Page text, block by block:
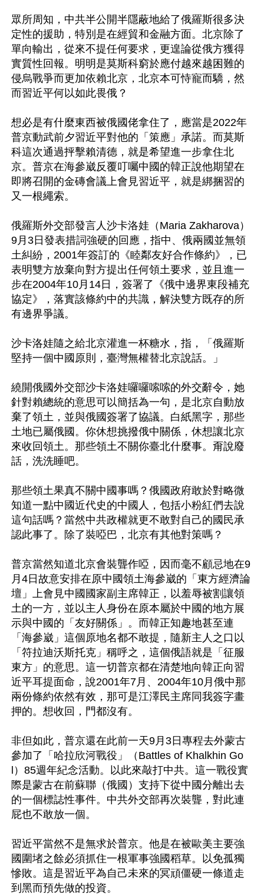
眾所周知，中共半公開半隱蔽地給了俄羅斯很多決
定性的援助，特別是在經貿和金融方面。北京除了
單向輸出，從來不提任何要求，更遑論從俄方獲得
實質性回報。明明是莫斯科窮於應付越來越困難的
侵烏戰爭而更加依賴北京，北京本可恃寵而驕，然
而習近平何以如此畏俄？
想必是有什麼東西被俄國佬拿住了，應當是2022年
普京動武前夕習近平對他的「策應」承諾。而莫斯
科這次通過抨擊賴清德，就是希望進一步拿住北
京。普京在海參崴反覆叮囑中國的韓正說他期望在
即將召開的金磚會議上會見習近平，就是綁捆習的
又一根繩索。
俄羅斯外交部發言人沙卡洛娃（Maria Zakharova）
9月3日發表措詞強硬的回應，指中、俄兩國並無領
土糾紛，2001年簽訂的《睦鄰友好合作條約》，已
表明雙方放棄向對方提出任何領土要求，並且進一
步在2004年10月14日，簽署了《俄中邊界東段補充
協定》，落實該條約中的共識，解決雙方既存的所
有邊界爭議。
沙卡洛娃隨之給北京灌進一杯糖水，指，「俄羅斯
堅持一個中國原則，臺灣無權替北京說話。」
繞開俄國外交部沙卡洛娃囉囉嗦嗦的外交辭令，她
針對賴總統的意思可以簡括為一句，是北京自動放
棄了領土，並與俄國簽署了協議。白紙黑字，那些
土地已屬俄國。你休想挑撥俄中關係，休想讓北京
來收回領土。那些領土不關你臺北什麼事。甭說廢
話，洗洗睡吧。
那些領土果真不關中國事嗎？俄國政府敢於對略微
知道一點中國近代史的中國人，包括小粉紅們去說
這句話嗎？當然中共政權就更不敢對自己的國民承
認此事了。除了裝啞巴，北京有其他對策嗎？
普京當然知道北京會裝聾作啞，因而毫不顧忌地在9
月4日故意安排在原中國領土海參崴的「東方經濟論
壇」上會見中國國家副主席韓正，以羞辱被割讓領
土的一方，並以主人身份在原本屬於中國的地方展
示與中國的「友好關係」。而韓正知趣地甚至連
「海參崴」這個原地名都不敢提，隨新主人之口以
「符拉迪沃斯托克」稱呼之，這個俄語就是「征服
東方」的意思。這一切普京都在清楚地向韓正向習
近平耳提面命，說2001年7月、2004年10月俄中那
兩份條約依然有效，那可是江澤民主席同我簽字畫
押的。想收回，門都沒有。
非但如此，普京還在此前一天9月3日專程去外蒙古
參加了「哈拉欣河戰役」（Battles of Khalkhin Go
l）85週年紀念活動。以此來敲打中共。這一戰役實
際是蒙古在前蘇聯（俄國）支持下從中國分離出去
的一個標誌性事件。中共外交部再次裝聾，對此連
屁也不敢放一個。
習近平當然不是無求於普京。他是在被歐美主要強
國圍堵之餘必須抓住一根軍事強國稻草。以免孤獨
慘敗。這是習近平為自己未來的冥頑僵硬一條道走
到黑而預先做的投資。